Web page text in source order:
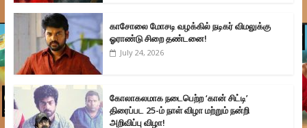
காசோலை மோசடி வழக்கில் நடிகர் விமலுக்கு
ஓராண்டு சிறை தண்டனை!
July 24, 2026
கோலாகலமாக நடைபெற்ற ‘கான் சிட்டி’
திரைப்பட 25-ம் நாள் விழா மற்றும் நன்றி
அறிவிப்பு விழா!